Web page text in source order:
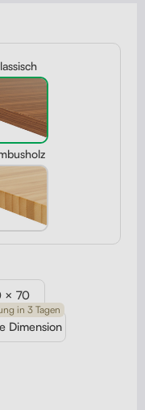
× 70
Dimension
in 3 Tagen